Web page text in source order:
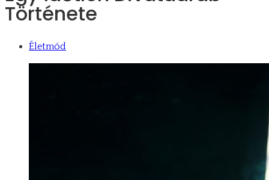
Története
Életmód